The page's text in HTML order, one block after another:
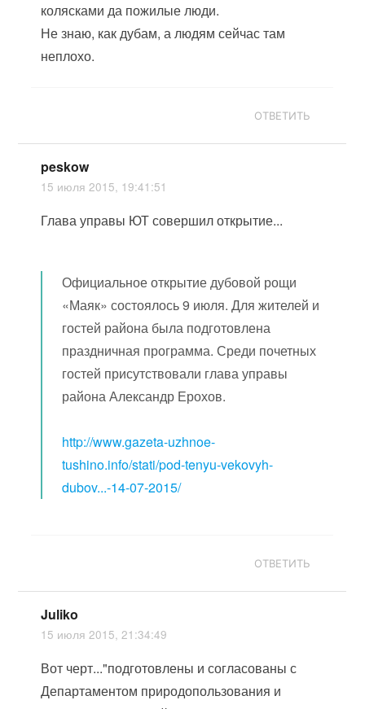
колясками да пожилые люди.
Не знаю, как дубам, а людям сейчас там
неплохо.
ОТВЕТИТЬ
peskow
15 июля 2015, 19:41:51
Глава управы ЮТ совершил открытие...
Официальное открытие дубовой рощи
«Маяк» состоялось 9 июля. Для жителей и
гостей района была подготовлена
праздничная программа. Среди почетных
гостей присутствовали глава управы
района Александр Ерохов.
http://www.gazeta-uzhnoe-
tushino.info/stati/pod-tenyu-vekovyh-
dubov...-14-07-2015/
ОТВЕТИТЬ
Juliko
15 июля 2015, 21:34:49
Вот черт..."подготовлены и согласованы с
Департаментом природопользования и